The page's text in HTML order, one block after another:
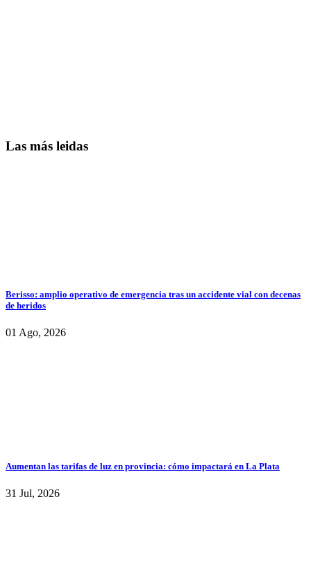
Las más leidas
Berisso: amplio operativo de emergencia tras un accidente vial con decenas
de heridos
01 Ago, 2026
Aumentan las tarifas de luz en provincia: cómo impactará en La Plata
31 Jul, 2026